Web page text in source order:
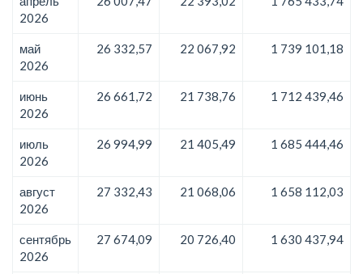
2026
май
2026
26 332,57 22 067,92 1 739 101,18
июнь
2026
26 661,72 21 738,76 1 712 439,46
июль
2026
26 994,99 21 405,49 1 685 444,46
август
2026
27 332,43 21 068,06 1 658 112,03
сентябрь
2026
27 674,09 20 726,40 1 630 437,94